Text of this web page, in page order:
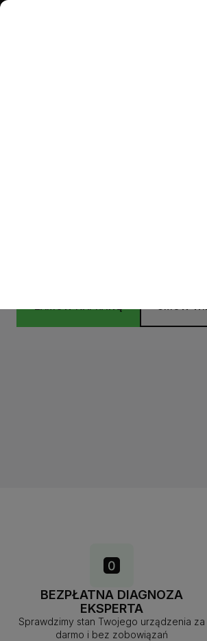
NAPRAWA
BEZPŁATNA DIAGNOZA
EKSPERTA
Sprawdzimy stan Twojego urządzenia za
darmo i bez zobowiązań